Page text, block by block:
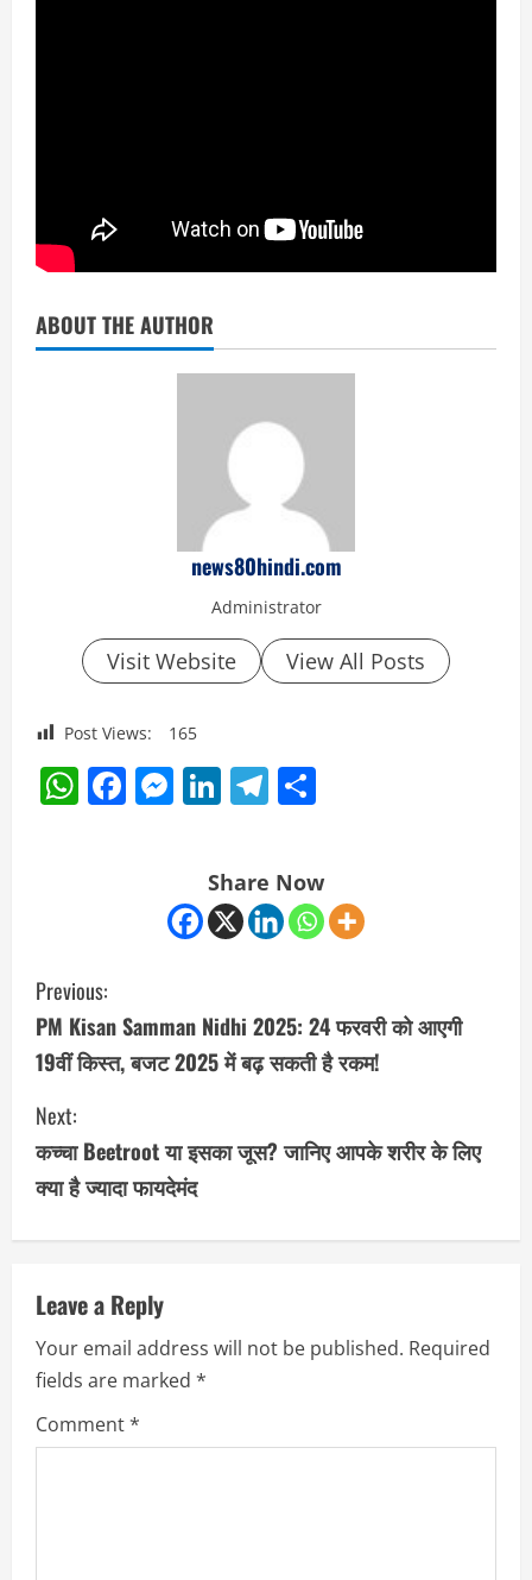
ABOUT THE AUTHOR
news80hindi.com
Administrator
Visit Website View All Posts
Post Views: 165
WhatsApp
Facebook
Messenger
LinkedIn
Telegram
Share Now
C
o
n
t
i
n
e
R
e
Previous:
PM Kisan Samman Nidhi 2025: 24 फरवरी को आएगी
19वीं किस्त, बजट 2025 में बढ़ सकती है रकम!
Next:
कच्चा Beetroot या इसका जूस? जानिए आपके शरीर के लिए
क्या है ज्यादा फायदेमंद
Leave a Reply
Your email address will not be published. Required
fields are marked *
Comment*